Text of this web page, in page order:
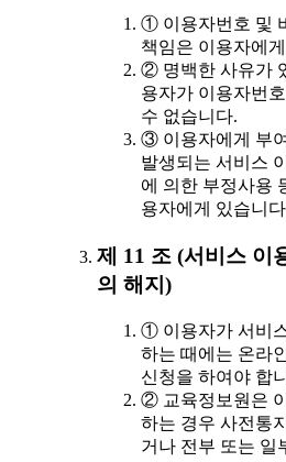
① 이용자번호 및
책임은 이용자에
② 명백한 사유가
용자가 이용자번
수 없습니다.
③ 이용자에게 부
발생되는 서비스
에 의한 부정사용
용자에게 있습니
제 11 조 (서비스 이
의 해지)
① 이용자가 서비
하는 때에는 온라
신청을 하여야 합
② 교육정보원은
하는 경우 사전통
거나 전부 또는 일